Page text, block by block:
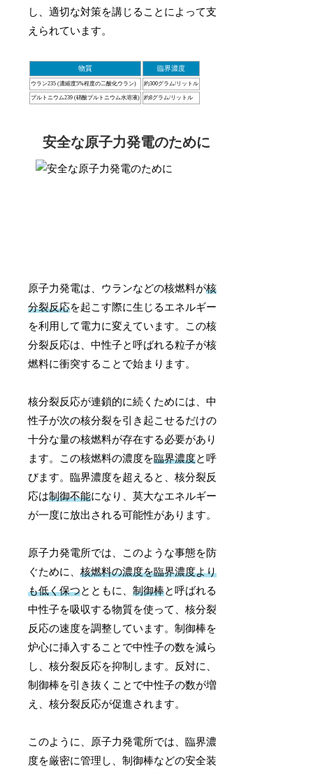
し、適切な対策を講じることによって支
えられています。
物質 臨界濃度
ウラン235 (濃縮度5%程度の二酸化ウラン) 約300グラム/リットル
プルトニウム239 (硝酸プルトニウム水溶液) 約8グラム/リットル
安全な原子力発電のために
原子力発電は、ウランなどの核燃料が核
分裂反応を起こす際に生じるエネルギー
を利用して電力に変えています。この核
分裂反応は、中性子と呼ばれる粒子が核
燃料に衝突することで始まります。
核分裂反応が連鎖的に続くためには、中
性子が次の核分裂を引き起こせるだけの
十分な量の核燃料が存在する必要があり
ます。この核燃料の濃度を臨界濃度と呼
びます。臨界濃度を超えると、核分裂反
応は制御不能になり、莫大なエネルギー
が一度に放出される可能性があります。
原子力発電所では、このような事態を防
ぐために、核燃料の濃度を臨界濃度より
も低く保つとともに、制御棒と呼ばれる
中性子を吸収する物質を使って、核分裂
反応の速度を調整しています。制御棒を
炉心に挿入することで中性子の数を減ら
し、核分裂反応を抑制します。反対に、
制御棒を引き抜くことで中性子の数が増
え、核分裂反応が促進されます。
このように、原子力発電所では、臨界濃
度を厳密に管理し、制御棒などの安全装